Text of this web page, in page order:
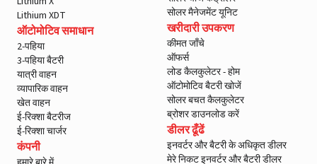
Lithium XDT
ऑटोमोटिव समाधान
2-पहिया
3-पहिया बैटरी
यात्री वाहन
व्यापारिक वाहन
खेत वाहन
ई-रिक्शा बैटरीज
ई-रिक्शा चार्जर
कंपनी
सोलर मैनेजमेंट यूनिट
खरीदारी उपकरण
कीमत जाँचे
ऑफर्स
लोड कैलकुलेटर - होम
ऑटोमोटिव बैटरी खोजें
सोलर बचत कैलकुलेटर
ब्रोशर डाउनलोड करें
डीलर ढूँढें
इनवर्टर और बैटरी के अधिकृत डीलर
मेरे निकट इनवर्टर और बैटरी डीलर